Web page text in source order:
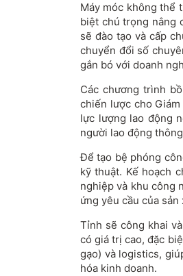
Máy móc không thể
biệt chú trọng nâng
sẽ đào tạo và cấp
chuyển đổi số
gắn bó với doanh
Các chương trình
chiến lược cho
lực lượng lao động
người lao động
Để tạo bệ phóng
kỹ thuật. Kế hoạch
nghiệp và khu công
ứng yêu cầu của
Tỉnh sẽ công khai
có giá trị cao, đặc
gạo) và logistics,
hóa kinh doanh.